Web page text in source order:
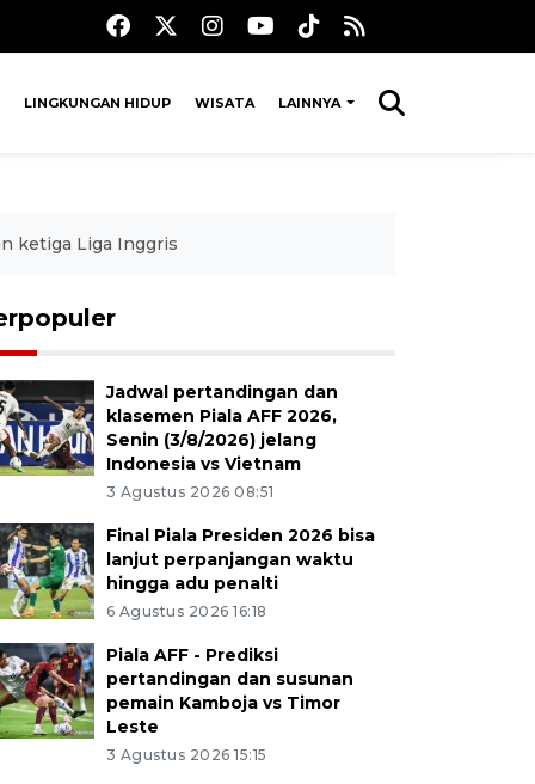
LINGKUNGAN HIDUP WISATA LAINNYA
ketiga Liga Inggris
Jadwal pertandingan dan
klasemen Piala AFF 2026,
Senin (3/8/2026) jelang
Indonesia vs Vietnam
3 Agustus 2026 08:51
Final Piala Presiden 2026 bisa
lanjut perpanjangan waktu
hingga adu penalti
6 Agustus 2026 16:18
Piala AFF - Prediksi
pertandingan dan susunan
pemain Kamboja vs Timor
Leste
3 Agustus 2026 15:15